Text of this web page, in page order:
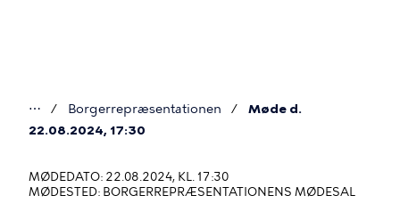
Du
her
⋯ Borgerrepræsentationen
Møde d.
22.08.2024, 17:30
MØDEDATO: 22.08.2024, KL. 17:30
MØDESTED: BORGERREPRÆSENTATIONENS MØDESAL